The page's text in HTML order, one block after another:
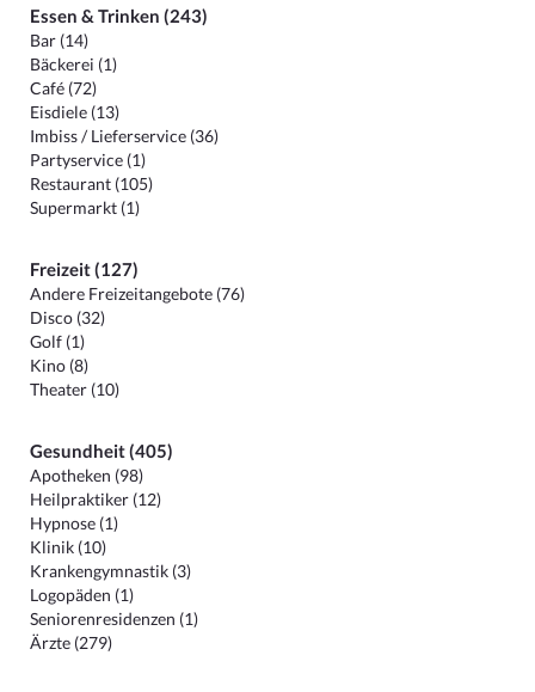
Essen & Trinken (243)
Bar (14)
Bäckerei (1)
Café (72)
Eisdiele (13)
Imbiss / Lieferservice (36)
Partyservice (1)
Restaurant (105)
Supermarkt (1)
Freizeit (127)
Andere Freizeitangebote (76)
Disco (32)
Golf (1)
Kino (8)
Theater (10)
Gesundheit (405)
Apotheken (98)
Heilpraktiker (12)
Hypnose (1)
Klinik (10)
Krankengymnastik (3)
Logopäden (1)
Seniorenresidenzen (1)
Ärzte (279)